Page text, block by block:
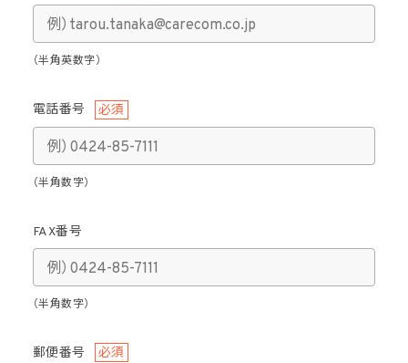
（半角英数字）
電話番号 必須
（半角数字）
FAX番号
（半角数字）
郵便番号 必須